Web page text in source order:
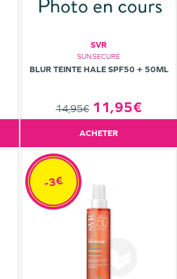
SVR
SUN SECURE
BLUR TEINTE HALE SPF50 + 50ML
14,95€ 11,95€
ACHETER
-3€